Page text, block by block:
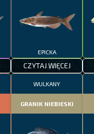
EPICKA
CZYTAJ WIĘCEJ
WULKANY
GRANIK NIEBIESKI